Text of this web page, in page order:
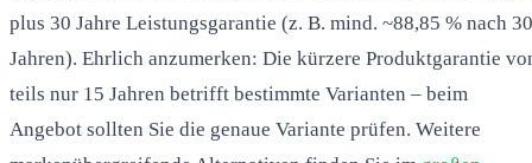
plus 30 Jahre Leistungsgarantie (z. B. mind. ~88,85 % nach 30
Jahren). Ehrlich anzumerken: Die kürzere Produktgarantie
teils nur 15 Jahren betrifft bestimmte Varianten – beim
Angebot sollten Sie die genaue Variante prüfen. Weitere